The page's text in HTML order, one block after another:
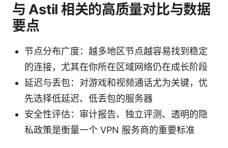
与 Astil 相关的高质量对比与数据
要点
节点分布广度：越多地区节点越容易找到稳定
的连接，尤其在你所在区域网络仍在成长阶段
延迟与丢包：对游戏和视频通话尤为关键，优
先选择低延迟、低丢包的服务器
安全性评估：审计报告、独立评测、透明的隐
私政策是衡量一个 VPN 服务商的重要标准